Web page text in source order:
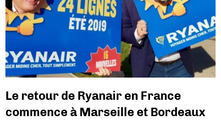
Le retour de Ryanair en France
commence à Marseille et Bordeaux